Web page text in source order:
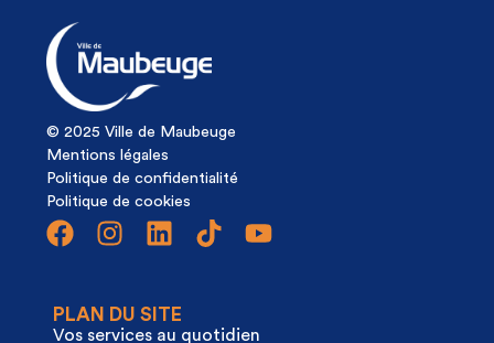
© 2025 Ville de Maubeuge
Mentions légales
Politique de confidentialité
Politique de cookies
PLAN DU SITE
Vos services au quotidien